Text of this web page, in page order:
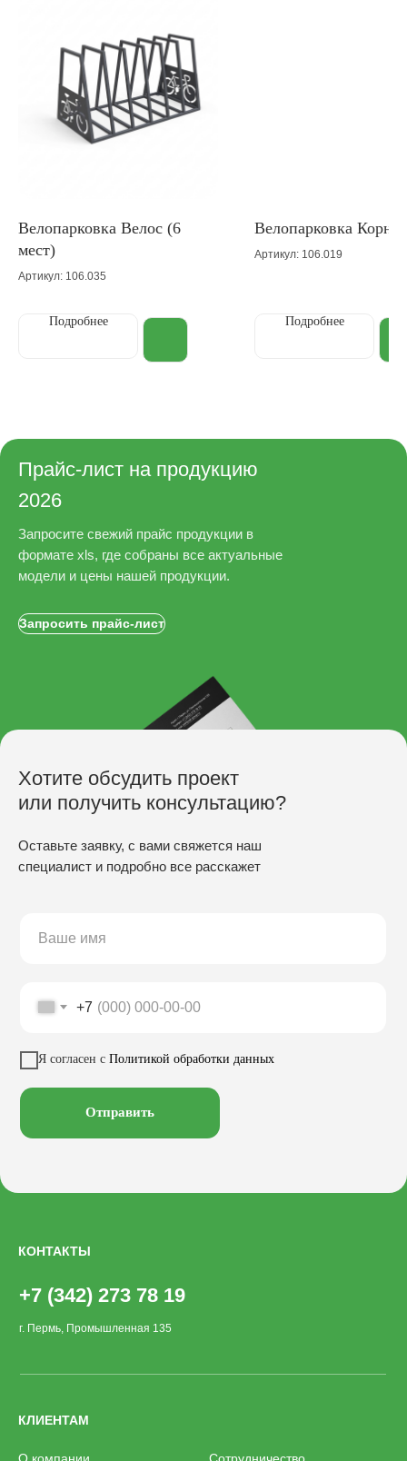
Велопарковка Велос (6
мест)
Артикул: 106.035
Подробнее
Велопарковка Корн
Артикул: 106.019
Подробнее
Прайс-лист на продукцию
2026
Запросите свежий прайс продукции в
формате xls, где собраны все актуальные
модели и цены нашей продукции.
Запросить прайс-лист
Хотите обсудить проект
или получить консультацию?
Оставьте заявку, с вами свяжется наш
специалист и подробно все расскажет
+7
Я согласен с Политикой обработки данных
Отправить
КЛИЕНТАМ
КОНТАКТЫ
+7 (342) 273 78 19
г. Пермь, Промышленная 135
Заказать звонок